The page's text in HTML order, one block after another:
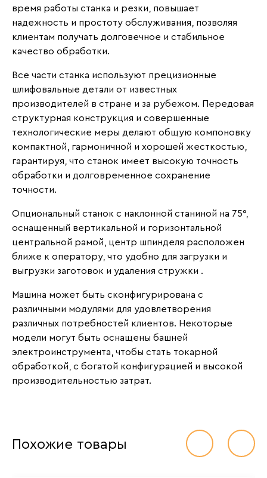
время работы станка и резки, повышает
надежность и простоту обслуживания, позволяя
клиентам получать долговечное и стабильное
качество обработки.
Все части станка используют прецизионные
шлифовальные детали от известных
производителей в стране и за рубежом. Передовая
структурная конструкция и совершенные
технологические меры делают общую компоновку
компактной, гармоничной и хорошей жесткостью,
гарантируя, что станок имеет высокую точность
обработки и долговременное сохранение
точности.
Опциональный станок с наклонной станиной на 75°,
оснащенный вертикальной и горизонтальной
центральной рамой, центр шпинделя расположен
ближе к оператору, что удобно для загрузки и
выгрузки заготовок и удаления стружки .
Машина может быть сконфигурирована с
различными модулями для удовлетворения
различных потребностей клиентов. Некоторые
модели могут быть оснащены башней
электроинструмента, чтобы стать токарной
обработкой, с богатой конфигурацией и высокой
производительностью затрат.
Похожие товары